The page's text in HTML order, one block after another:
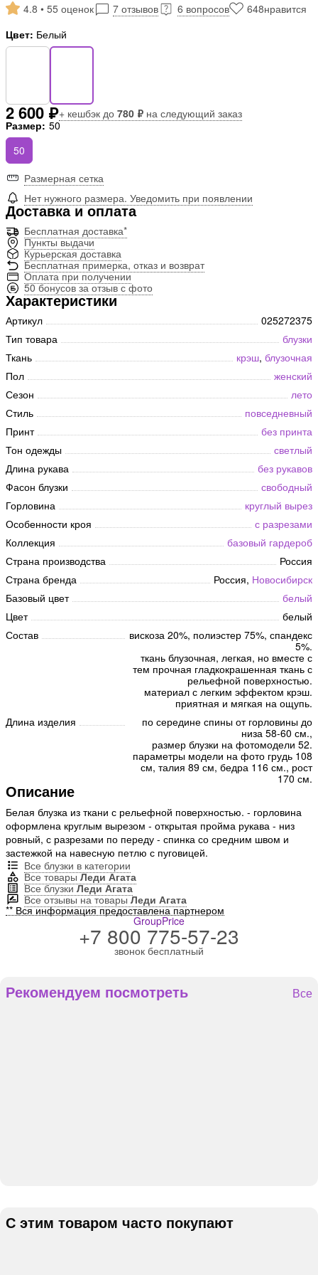
4.8 • 55 оценок 7 отзывов 6 вопросов 648нравится
Цвет: Белый
2 600 ₽+ кешбэк до 780 ₽ на следующий заказ
Размер: 50
50
Размерная сетка
Нет нужного размера. Уведомить при появлении
Доставка и оплата
Бесплатная доставка*
Пункты выдачи
Курьерская доставка
Бесплатная примерка, отказ и возврат
Оплата при получении
50 бонусов за отзыв с фото
Характеристики
Артикул
025272375
Тип товара
блузки
Ткань
крэш, блузочная
Пол
женский
Сезон
лето
Стиль
повседневный
Принт
без принта
Тон одежды
светлый
Длина рукава
без рукавов
Фасон блузки
свободный
Горловина
круглый вырез
Особенности кроя
с разрезами
Коллекция
базовый гардероб
Страна производства
Россия
Страна бренда
Россия, Новосибирск
Базовый цвет
белый
Цвет
белый
Состав
вискоза 20%, полиэстер 75%, спандекс
5%.
ткань блузочная, легкая, но вместе с
тем прочная гладкокрашенная ткань с
рельефной поверхностью.
материал с легким эффектом крэш.
приятная и мягкая на ощупь.
Длина изделия
по середине спины от горловины до
низа 58-60 см.,
размер блузки на фотомодели 52.
параметры модели на фото грудь 108
см, талия 89 см, бедра 116 см., рост
170 см.
Описание
Белая блузка из ткани с рельефной поверхностью. - горловина
оформлена круглым вырезом - открытая пройма рукава - низ
ровный, с разрезами по переду - спинка со средним швом и
застежкой на навесную петлю с пуговицей.
Все блузки в категории
Все товарыЛеди Агата
Все блузкиЛеди Агата
Все отзывы на товарыЛеди Агата
** Вся информация предоставлена партнером
GroupPrice
+7 800 775-57-23
звонок бесплатный
Рекомендуем посмотреть Все
С этим товаром часто покупают